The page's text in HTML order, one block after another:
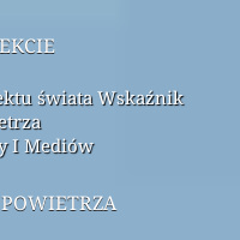
świata Wskaźnik
I Mediów